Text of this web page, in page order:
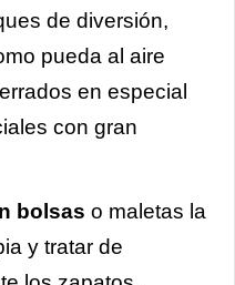
de diversión,
pueda al aire
en especial
con gran
bolsas o maletas la
y tratar de